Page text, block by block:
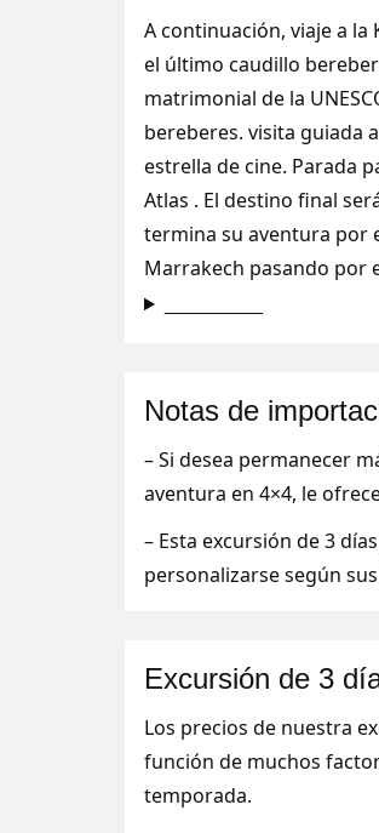
A continuación, viaje a
el último caudillo
matrimonial de la
bereberes. visita guiada
estrella de cine. Parada
Atlas . El destino final
termina su aventura por
Marrakech pasando por
Notas de
– Si desea permanecer
aventura en 4×4, le
– Esta excursión de 3
personalizarse según
Excursión de 3
Los precios de nuestra
función de muchos
temporada.